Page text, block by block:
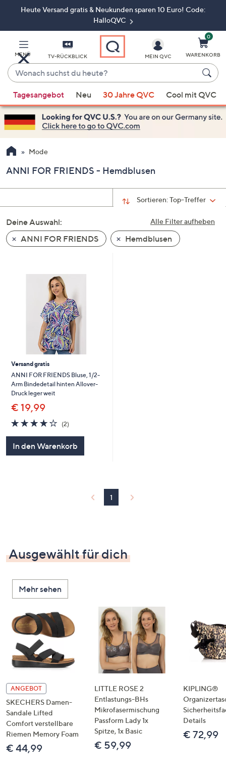
ZumHeute Versand gratis & Neukunden sparen 10 Euro! Code:
HalloQVC
MENÜ TV-RÜCKBLICK
Wonach
suchst
du
heute?
Vorschläge
verfügbar
sind,
verwenden
Sie
Pfeiltasten
nach
und
nach
unten
oder
rechts,
um
diese
anzuzeigen.
MEIN QVC
0
WARENKORB
Tagesangebot Neu 30 Jahre QVC Cool mit QVC
Mode
ANNI FOR FRIENDS - Hemdblusen
Sortieren:Top-Treffer
Alle Filter aufheben
Deine Auswahl:
ANNI FOR FRIENDS
Hemdblusen
Versand gratis
ANNI FOR FRIENDS Bluse, 1/2-
Arm Bindedetail hinten Allover-
Druck leger weit
€ 19,99
4.0
von
(2)2
In den Warenkorb
1
Ausgewählt für dich
Mehr sehen
ANGEBOT
SKECHERS Damen-
Sandale Lifted
Comfort verstellbare
Riemen Memory Foam
€ 44,99
LITTLE ROSE 2
Entlastungs-BHs
Mikrofasermischung
Passform Lady 1x
Spitze, 1x Basic
€ 59,99
KIPLING®
Details
€ 72,99